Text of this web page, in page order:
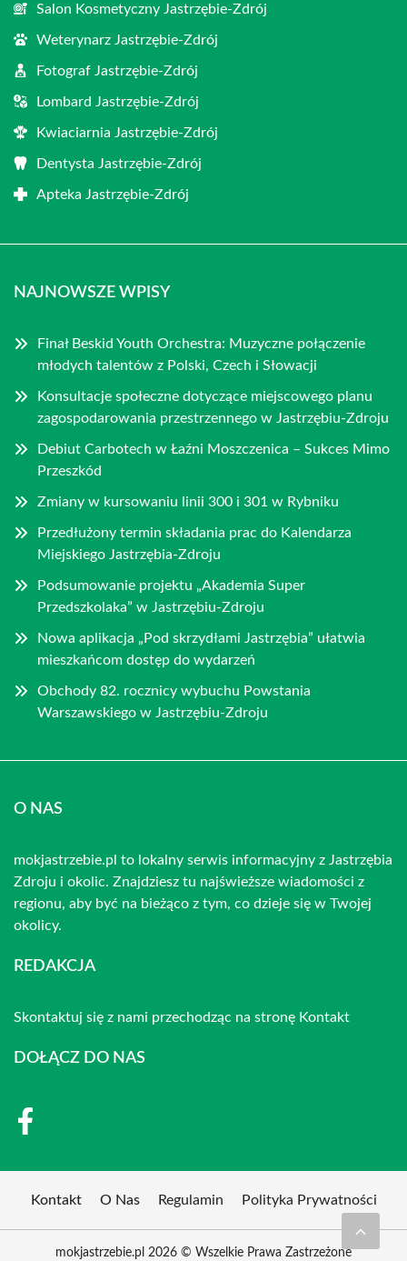
Salon Kosmetyczny Jastrzębie-Zdrój
Weterynarz Jastrzębie-Zdrój
Fotograf Jastrzębie-Zdrój
Lombard Jastrzębie-Zdrój
Kwiaciarnia Jastrzębie-Zdrój
Dentysta Jastrzębie-Zdrój
Apteka Jastrzębie-Zdrój
NAJNOWSZE WPISY
Finał Beskid Youth Orchestra: Muzyczne połączenie
młodych talentów z Polski, Czech i Słowacji
Konsultacje społeczne dotyczące miejscowego planu
zagospodarowania przestrzennego w Jastrzębiu-Zdroju
Debiut Carbotech w Łaźni Moszczenica – Sukces Mimo
Przeszkód
Zmiany w kursowaniu linii 300 i 301 w Rybniku
Przedłużony termin składania prac do Kalendarza
Miejskiego Jastrzębia-Zdroju
Podsumowanie projektu „Akademia Super
Przedszkolaka” w Jastrzębiu-Zdroju
Nowa aplikacja „Pod skrzydłami Jastrzębia” ułatwia
mieszkańcom dostęp do wydarzeń
Obchody 82. rocznicy wybuchu Powstania
Warszawskiego w Jastrzębiu-Zdroju
O NAS
mokjastrzebie.pl to lokalny serwis informacyjny z Jastrzębia
Zdroju i okolic. Znajdziesz tu najświeższe wiadomości z
regionu, aby być na bieżąco z tym, co dzieje się w Twojej
okolicy.
REDAKCJA
Skontaktuj się z nami przechodząc na stronę Kontakt
DOŁĄCZ DO NAS
Kontakt O Nas Regulamin Polityka Prywatności
mokjastrzebie.pl 2026 © Wszelkie Prawa Zastrzeżone